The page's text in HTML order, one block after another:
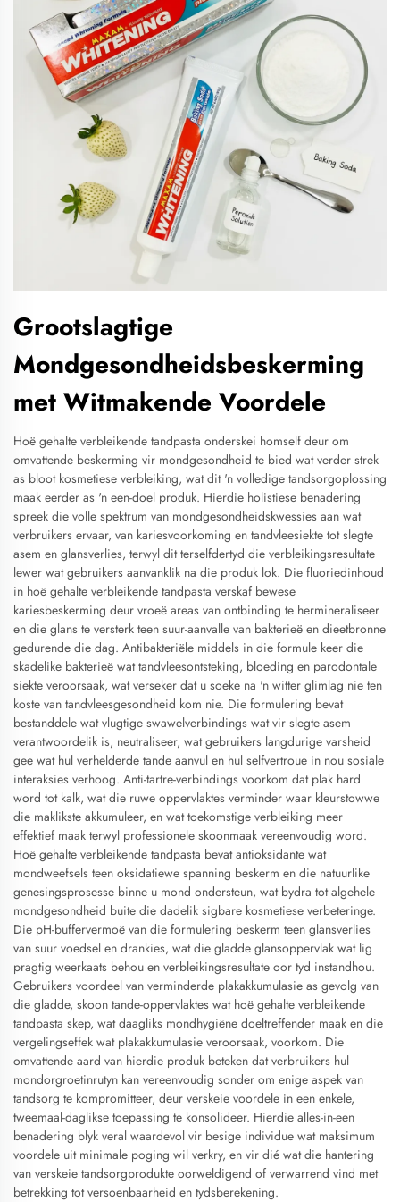
Grootslagtige
Mondgesondheidsbeskerming
met Witmakende Voordele
Hoë gehalte verbleikende tandpasta onderskei homself deur om
omvattende beskerming vir mondgesondheid te bied wat verder strek
as bloot kosmetiese verbleiking, wat dit 'n volledige tandsorgoplossing
maak eerder as 'n een-doel produk. Hierdie holistiese benadering
spreek die volle spektrum van mondgesondheidskwessies aan wat
verbruikers ervaar, van kariesvoorkoming en tandvleesiekte tot slegte
asem en glansverlies, terwyl dit terselfdertyd die verbleikingsresultate
lewer wat gebruikers aanvanklik na die produk lok. Die fluoriedinhoud
in hoë gehalte verbleikende tandpasta verskaf bewese
kariesbeskerming deur vroeë areas van ontbinding te hermineraliseer
en die glans te versterk teen suur-aanvalle van bakterieë en dieetbronne
gedurende die dag. Antibakteriële middels in die formule keer die
skadelike bakterieë wat tandvleesontsteking, bloeding en parodontale
siekte veroorsaak, wat verseker dat u soeke na 'n witter glimlag nie ten
koste van tandvleesgesondheid kom nie. Die formulering bevat
bestanddele wat vlugtige swawelverbindings wat vir slegte asem
verantwoordelik is, neutraliseer, wat gebruikers langdurige varsheid
gee wat hul verhelderde tande aanvul en hul selfvertroue in nou sosiale
interaksies verhoog. Anti-tartre-verbindings voorkom dat plak hard
word tot kalk, wat die ruwe oppervlaktes verminder waar kleurstowwe
die maklikste akkumuleer, en wat toekomstige verbleiking meer
effektief maak terwyl professionele skoonmaak vereenvoudig word.
Hoë gehalte verbleikende tandpasta bevat antioksidante wat
mondweefsels teen oksidatiewe spanning beskerm en die natuurlike
genesingsprosesse binne u mond ondersteun, wat bydra tot algehele
mondgesondheid buite die dadelik sigbare kosmetiese verbeteringe.
Die pH-buffervermoë van die formulering beskerm teen glansverlies
van suur voedsel en drankies, wat die gladde glansoppervlak wat lig
pragtig weerkaats behou en verbleikingsresultate oor tyd instandhou.
Gebruikers voordeel van verminderde plakakkumulasie as gevolg van
die gladde, skoon tande-oppervlaktes wat hoë gehalte verbleikende
tandpasta skep, wat daagliks mondhygiëne doeltreffender maak en die
vergelingseffek wat plakakkumulasie veroorsaak, voorkom. Die
omvattende aard van hierdie produk beteken dat verbruikers hul
mondorgroetinrutyn kan vereenvoudig sonder om enige aspek van
tandsorg te kompromitteer, deur verskeie voordele in een enkele,
tweemaal-daglikse toepassing te konsolideer. Hierdie alles-in-een
benadering blyk veral waardevol vir besige individue wat maksimum
voordele uit minimale poging wil verkry, en vir dié wat die hantering
van verskeie tandsorgprodukte oorweldigend of verwarrend vind met
betrekking tot versoenbaarheid en tydsberekening.